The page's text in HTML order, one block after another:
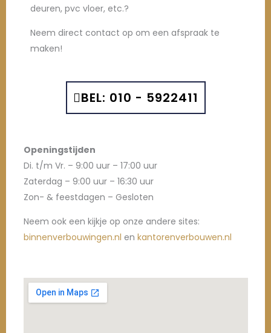
deuren, pvc vloer, etc.?
Neem direct contact op om een afspraak te
maken!
BEL: 010 - 5922411
Openingstijden
Di. t/m Vr. – 9:00 uur – 17:00 uur
Zaterdag – 9:00 uur – 16:30 uur
Zon- & feestdagen – Gesloten
Neem ook een kijkje op onze andere sites:
binnenverbouwingen.nl en kantorenverbouwen.nl